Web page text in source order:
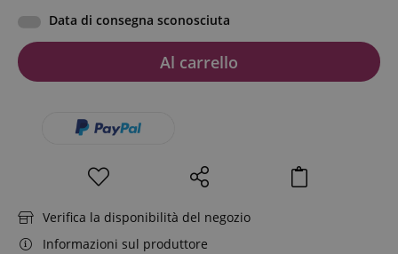
Data di consegna sconosciuta
Al carrello
Verifica la disponibilità del negozio
Informazioni sul produttore